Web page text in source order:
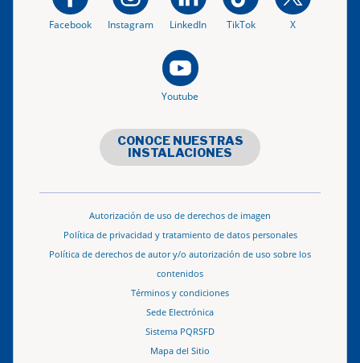
Facebook Instagram LinkedIn TikTok X
Youtube
CONOCE NUESTRAS
INSTALACIONES
Autorización de uso de derechos de imagen
Política de privacidad y tratamiento de datos personales
Política de derechos de autor y/o autorización de uso sobre los
contenidos
Términos y condiciones
Sede Electrónica
Sistema PQRSFD
Mapa del Sitio